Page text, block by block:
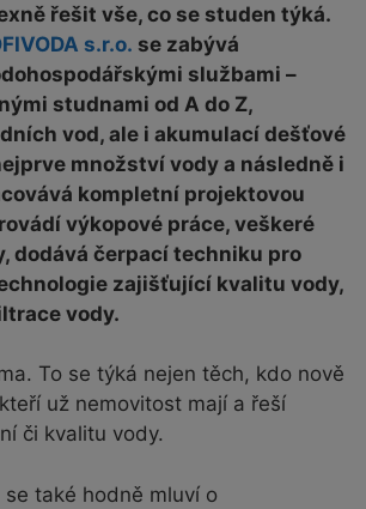
řešit vše, co se studen týká.
s.r.o. se zabývá
službami –
studnami od A do Z,
vod, ale i akumulací dešťové
množství vody a následně i
kompletní projektovou
výkopové práce, veškeré
dodává čerpací techniku pro
zajišťující kvalitu vody,
vody.
To se týká nejen těch, kdo nově
už nemovitost mají a řeší
či kvalitu vody.
také hodně mluví o